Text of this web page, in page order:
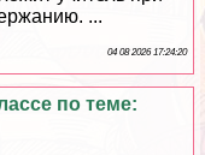
...
04 08 2026 17:24:20
по теме: